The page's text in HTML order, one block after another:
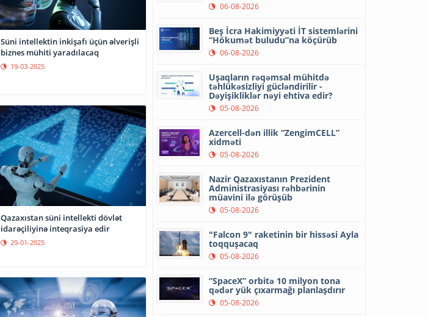
Süni intellektin inkişafı üçün əlverişli
biznes mühiti yaradılacaq
19-03-2025
Qazaxıstan süni intellekti dövlət
idarəçiliyinə inteqrasiya edir
29-01-2025
06-08-2026
Beş İcra Hakimiyyəti İT sistemlərini
“Hökumət buludu”na köçürüb
06-08-2026
Uşaqların rəqəmsal mühitdə
təhlükəsizliyi gücləndirilir -
Dəyişikliklər nəyi ehtiva edir?
05-08-2026
Azercell-dən illik “ZengimCELL”
xidməti
05-08-2026
Nazir Qazaxıstanın Prezident
Administrasiyası rəhbərinin
müavini ilə görüşüb
05-08-2026
"Falcon 9" raketinin bir hissəsi Ayla
toqquşacaq
05-08-2026
“SpaceX” orbitə 10 milyon tona
qədər yük çıxarmağı planlaşdırır
05-08-2026